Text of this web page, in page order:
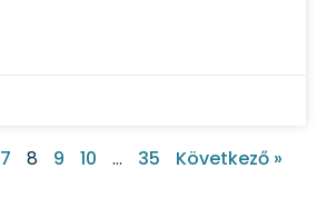
7 8 9 10 … 35 Következő »